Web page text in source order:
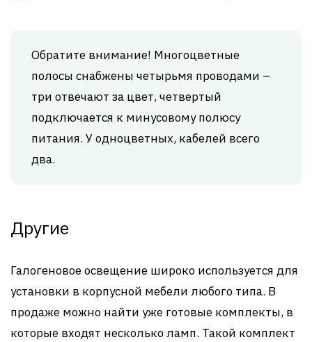
Обратите внимание! Многоцветные
полосы снабжены четырьмя проводами –
три отвечают за цвет, четвертый
подключается к минусовому полюсу
питания. У одноцветных, кабелей всего
два.
Другие
Галогеновое освещение широко используется для
установки в корпусной мебели любого типа. В
продаже можно найти уже готовые комплекты, в
которые входят несколько ламп. Такой комплект